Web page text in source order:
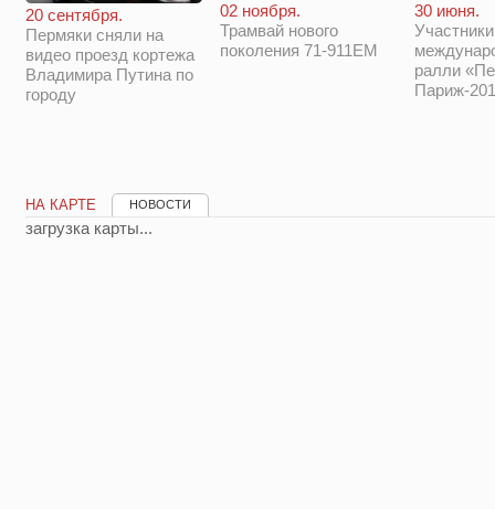
20 сентября.
Пермяки сняли на
видео проезд кортежа
Владимира Путина по
городу
02 ноября.
Трамвай нового
поколения 71-911ЕМ
30 июня.
Участники
ралли
Париж-
НА КАРТЕ НОВОСТИ
загрузка карты...